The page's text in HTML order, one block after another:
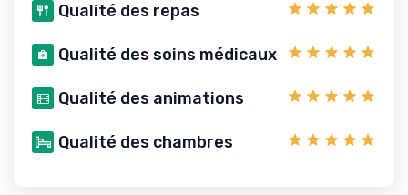
Qualité des repas
Qualité des soins médicaux
Qualité des animations
Qualité des chambres